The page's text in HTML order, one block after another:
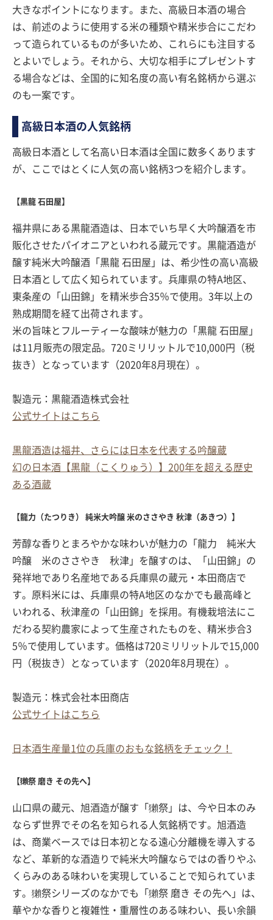
大きなポイントになります。また、高級日本酒の場合
は、前述のように使用する米の種類や精米歩合にこだわ
って造られているものが多いため、これらにも注目する
とよいでしょう。それから、大切な相手にプレゼントす
る場合などは、全国的に知名度の高い有名銘柄から選ぶ
のも一案です。
高級日本酒の人気銘柄
高級日本酒として名高い日本酒は全国に数多くあります
が、ここではとくに人気の高い銘柄3つを紹介します。
【黒龍 石田屋】
福井県にある黒龍酒造は、日本でいち早く大吟醸酒を市
販化させたパイオニアといわれる蔵元です。黒龍酒造が
醸す純米大吟醸酒「黒龍 石田屋」は、希少性の高い高級
日本酒として広く知られています。兵庫県の特A地区、
東条産の「山田錦」を精米歩合35％で使用。3年以上の
熟成期間を経て出荷されます。
米の旨味とフルーティーな酸味が魅力の「黒龍 石田屋」
は11月販売の限定品。720ミリリットルで10,000円（税
抜き）となっています（2020年8月現在）。
製造元：黒龍酒造株式会社
公式サイトはこちら
黒龍酒造は福井、さらには日本を代表する吟醸蔵
幻の日本酒【黒龍（こくりゅう）】200年を超える歴史
ある酒蔵
【龍力（たつりき） 純米大吟醸 米のささやき 秋津（あきつ）】
芳醇な香りとまろやかな味わいが魅力の「龍力 純米大
吟醸 米のささやき 秋津」を醸すのは、「山田錦」の
発祥地であり名産地である兵庫県の蔵元・本田商店で
す。原料米には、兵庫県の特A地区のなかでも最高峰と
いわれる、秋津産の「山田錦」を採用。有機栽培法にこ
だわる契約農家によって生産されたものを、精米歩合3
5％で使用しています。価格は720ミリリットルで15,000
円（税抜き）となっています（2020年8月現在）。
製造元：株式会社本田商店
公式サイトはこちら
日本酒生産量1位の兵庫のおもな銘柄をチェック！
【獺祭 磨き その先へ】
山口県の蔵元、旭酒造が醸す「獺祭」は、今や日本のみ
ならず世界でその名を知られる人気銘柄です。旭酒造
は、商業ベースでは日本初となる遠心分離機を導入する
など、革新的な酒造りで純米大吟醸ならではの香りやふ
くらみのある味わいを実現していることで知られていま
す。獺祭シリーズのなかでも「獺祭 磨き その先へ」は、
華やかな香りと複雑性・重層性のある味わい、長い余韻